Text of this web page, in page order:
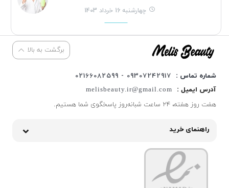
چهارشنبه 16 خرداد 1403
برگشت به بالا
شماره تماس :
09307242917 - 02166082599
آدرس ایمیل :
melisbeauty.ir@gmail.com
هفت روز هفته، ۲۴ ساعت شبانه‌روز پاسخگوی شما هستیم.
راهنمای خرید